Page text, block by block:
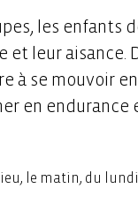
les enfants
et leur aisance.
à se mouvoir
en endurance
le matin, du